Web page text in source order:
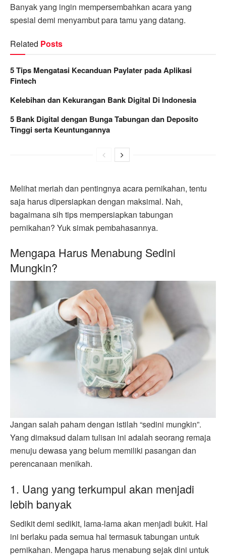
Banyak yang ingin mempersembahkan acara yang
spesial demi menyambut para tamu yang datang.
Related Posts
5 Tips Mengatasi Kecanduan Paylater pada Aplikasi
Fintech
Kelebihan dan Kekurangan Bank Digital Di Indonesia
5 Bank Digital dengan Bunga Tabungan dan Deposito
Tinggi serta Keuntungannya
Melihat meriah dan pentingnya acara pernikahan, tentu
saja harus dipersiapkan dengan maksimal. Nah,
bagaimana sih tips mempersiapkan tabungan
pernikahan? Yuk simak pembahasannya.
Mengapa Harus Menabung Sedini
Mungkin?
Jangan salah paham dengan istilah “sedini mungkin”.
Yang dimaksud dalam tulisan ini adalah seorang remaja
menuju dewasa yang belum memiliki pasangan dan
perencanaan menikah.
1. Uang yang terkumpul akan menjadi
lebih banyak
Sedikit demi sedikit, lama-lama akan menjadi bukit. Hal
ini berlaku pada semua hal termasuk tabungan untuk
pernikahan. Mengapa harus menabung sejak dini untuk